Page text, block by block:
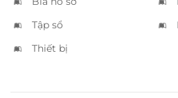
Tập sổ
Thiết bị